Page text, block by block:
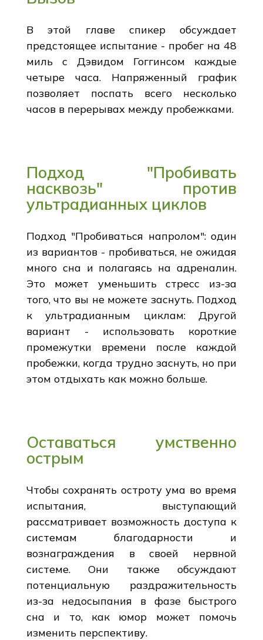
В этой главе спикер обсуждает
предстоящее испытание - пробег на 48
миль с Дэвидом Гоггинсом каждые
четыре часа. Напряженный график
позволяет поспать всего несколько
часов в перерывах между пробежками.
Подход "Пробивать
насквозь" против
ультрадианных циклов
Подход "Пробиваться напролом": один
из вариантов - пробиваться, не ожидая
много сна и полагаясь на адреналин.
Это может уменьшить стресс из-за
того, что вы не можете заснуть. Подход
к ультрадианным циклам: Другой
вариант - использовать короткие
промежутки времени после каждой
пробежки, когда трудно заснуть, но при
этом отдыхать как можно больше.
Оставаться умственно
острым
Чтобы сохранять остроту ума во время
испытания, выступающий
рассматривает возможность доступа к
системам благодарности и
вознаграждения в своей нервной
системе. Они также обсуждают
потенциальную раздражительность
из-за недосыпания в фазе быстрого
сна и то, как юмор может помочь
изменить перспективу.